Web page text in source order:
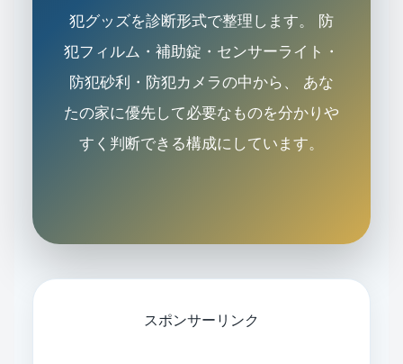
犯グッズを診断形式で整理します。 防
犯フィルム・補助錠・センサーライト・
防犯砂利・防犯カメラの中から、 あな
たの家に優先して必要なものを分かりや
すく判断できる構成にしています。
スポンサーリンク